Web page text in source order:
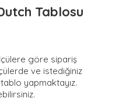
Tablosu
göre sipariş
ve istediğiniz
yapmaktayız.